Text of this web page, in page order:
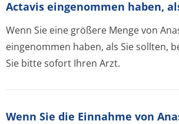
Actavis eingenommen haben,
Wenn Sie eine größere Menge von
eingenommen haben, als Sie sollten,
Sie bitte sofort Ihren Arzt.
Wenn Sie die Einnahme von